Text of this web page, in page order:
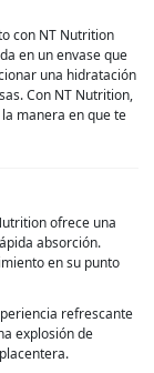
con NT Nutrition
en un envase que
una hidratación
Con NT Nutrition,
manera en que te
ofrece una
absorción.
en su punto
refrescante
explosión de